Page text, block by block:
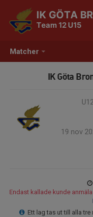
Matcher
IK GÖTA
Team 12 U15
IK Göta
19 nov
Endast kallade kunde
Ett lag tas ut till alla